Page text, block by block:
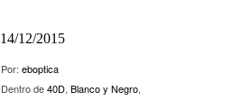
14/12/2015
Por: eboptica
Dentro de40D, Blanco y Negro,